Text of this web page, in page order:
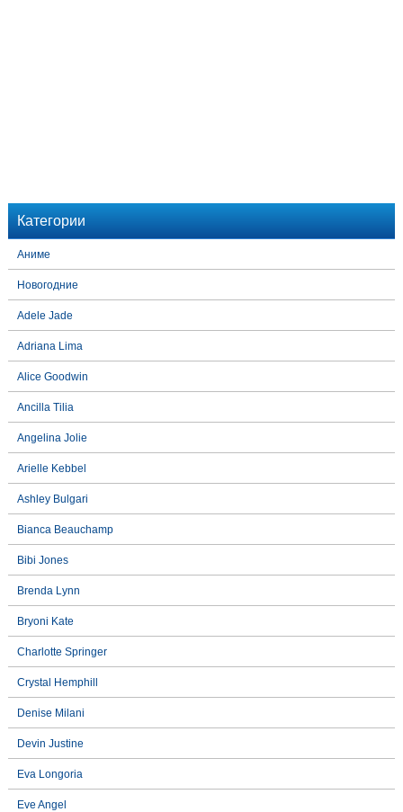
Категории
Аниме
Новогодние
Adele Jade
Adriana Lima
Alice Goodwin
Ancilla Tilia
Angelina Jolie
Arielle Kebbel
Ashley Bulgari
Bianca Beauchamp
Bibi Jones
Brenda Lynn
Bryoni Kate
Charlotte Springer
Crystal Hemphill
Denise Milani
Devin Justine
Eva Longoria
Eve Angel